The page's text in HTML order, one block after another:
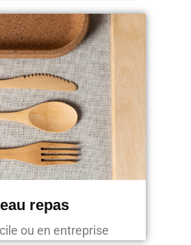
repas
ou en entreprise